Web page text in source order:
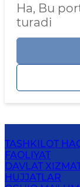
Ha, Bu
turadi
TASHKILOT
FAOLIYAT
DAVLAT
HUJJATLAR